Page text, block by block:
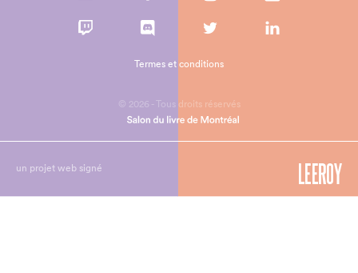
© 2026 - Tous droits réservés
Termes et conditions
un projet web signé